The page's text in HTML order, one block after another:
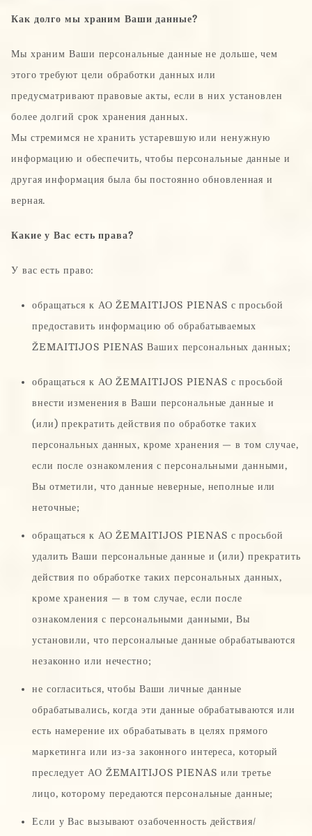
Как долго мы храним Ваши данные?
Мы храним Ваши персональные данные не дольше, чем
этого требуют цели обработки данных или
предусматривают правовые акты, если в них установлен
более долгий срок хранения данных.
Мы стремимся не хранить устаревшую или ненужную
информацию и обеспечить, чтобы персональные данные и
другая информация была бы постоянно обновленная и
верная.
Какие у Вас есть права?
У вас есть право:
обращаться к АО ŽEMAITIJOS PIENAS с просьбой
предоставить информацию об обрабатываемых
ŽEMAITIJOS PIENAS Ваших персональных данных;
обращаться к АО ŽEMAITIJOS PIENAS с просьбой
внести изменения в Ваши персональные данные и
(или) прекратить действия по обработке таких
персональных данных, кроме хранения — в том случае,
если после ознакомления с персональными данными,
Вы отметили, что данные неверные, неполные или
неточные;
обращаться к АО ŽEMAITIJOS PIENAS с просьбой
удалить Ваши персональные данные и (или) прекратить
действия по обработке таких персональных данных,
кроме хранения — в том случае, если после
ознакомления с персональными данными, Вы
установили, что персональные данные обрабатываются
незаконно или нечестно;
не согласиться, чтобы Ваши личные данные
обрабатывались, когда эти данные обрабатываются или
есть намерение их обрабатывать в целях прямого
маркетинга или из-за законного интереса, который
преследует АО ŽEMAITIJOS PIENAS или третье
лицо, которому передаются персональные данные;
Если у Вас вызывают озабоченность действия/